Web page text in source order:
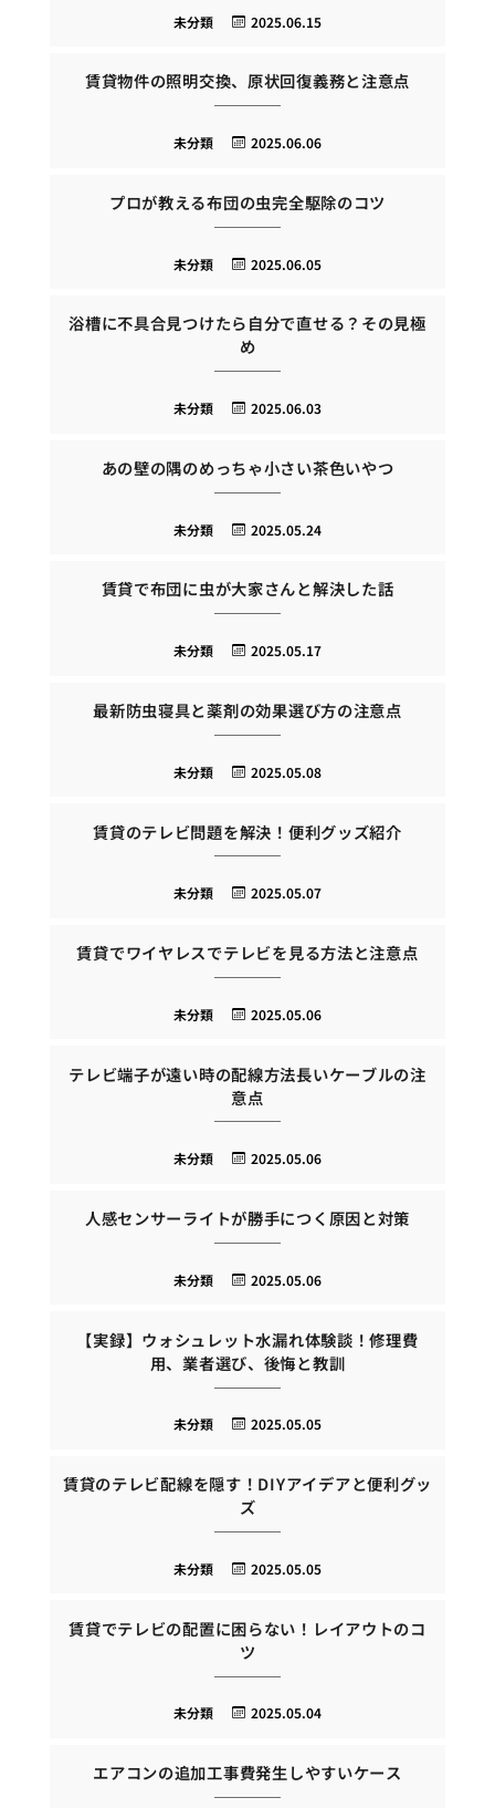
2025.06.15
未分類
賃貸物件の照明交換、原状回復義務と注意点
2025.06.06
未分類
プロが教える布団の虫完全駆除のコツ
2025.06.05
未分類
浴槽に不具合見つけたら自分で直せる？その見極
め
2025.06.03
未分類
あの壁の隅のめっちゃ小さい茶色いやつ
2025.05.24
未分類
賃貸で布団に虫が大家さんと解決した話
2025.05.17
未分類
最新防虫寝具と薬剤の効果選び方の注意点
2025.05.08
未分類
賃貸のテレビ問題を解決！便利グッズ紹介
2025.05.07
未分類
賃貸でワイヤレスでテレビを見る方法と注意点
2025.05.06
未分類
テレビ端子が遠い時の配線方法長いケーブルの注
意点
2025.05.06
未分類
人感センサーライトが勝手につく原因と対策
2025.05.06
未分類
【実録】ウォシュレット水漏れ体験談！修理費
用、業者選び、後悔と教訓
2025.05.05
未分類
賃貸のテレビ配線を隠す！DIYアイデアと便利グッ
ズ
2025.05.05
未分類
賃貸でテレビの配置に困らない！レイアウトのコ
ツ
2025.05.04
未分類
エアコンの追加工事費発生しやすいケース